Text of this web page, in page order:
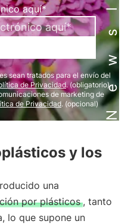
aquí*
sean tratados para el envío del
de Privacidad. (obligatorio)
de marketing de
de Privacidad. (opcional)
y los
una
por plásticos , tanto
lo que supone un